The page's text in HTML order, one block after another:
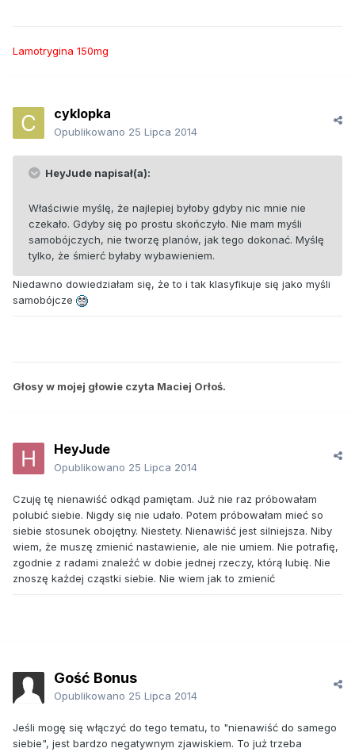
Lamotrygina 150mg
cyklopka
Opublikowano 25 Lipca 2014
HeyJude napisał(a):
Właściwie myślę, że najlepiej byłoby gdyby nic mnie nie
czekało. Gdyby się po prostu skończyło. Nie mam myśli
samobójczych, nie tworzę planów, jak tego dokonać. Myślę
tylko, że śmierć byłaby wybawieniem.
Niedawno dowiedziałam się, że to i tak klasyfikuje się jako myśli
samobójcze
Głosy w mojej głowie czyta Maciej Orłoś.
HeyJude
Opublikowano 25 Lipca 2014
Czuję tę nienawiść odkąd pamiętam. Już nie raz próbowałam
polubić siebie. Nigdy się nie udało. Potem próbowałam mieć so
siebie stosunek obojętny. Niestety. Nienawiść jest silniejsza. Niby
wiem, że muszę zmienić nastawienie, ale nie umiem. Nie potrafię,
zgodnie z radami znaleźć w dobie jednej rzeczy, którą lubię. Nie
znoszę każdej cząstki siebie. Nie wiem jak to zmienić
Gość Bonus
Opublikowano 25 Lipca 2014
Jeśli mogę się włączyć do tego tematu, to "nienawiść do samego
siebie", jest bardzo negatywnym zjawiskiem. To już trzeba